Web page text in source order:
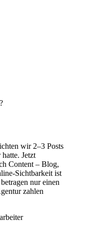
wir 2–3 Posts
Jetzt
Content – Blog,
Sichtbarkeit ist
nur einen
zahlen